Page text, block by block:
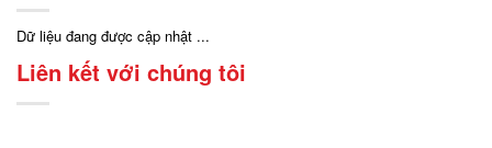
Dữ liệu đang được cập nhật ...
Liên kết với chúng tôi